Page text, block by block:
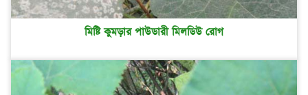
মিষ্টি কুমড়ার পাউডারী মিলডিউ রোগ